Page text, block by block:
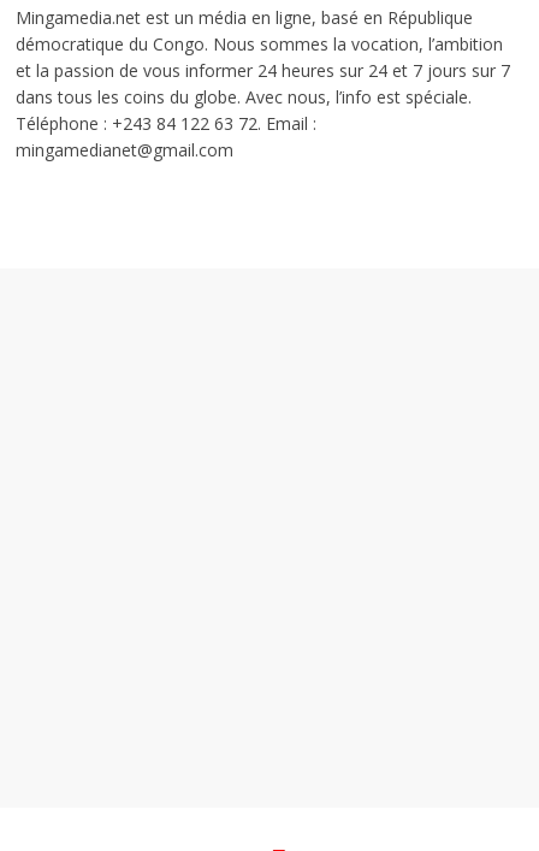
Mingamedia.net est un média en ligne, basé en République
démocratique du Congo. Nous sommes la vocation, l’ambition
et la passion de vous informer 24 heures sur 24 et 7 jours sur 7
dans tous les coins du globe. Avec nous, l’info est spéciale.
Téléphone : +243 84 122 63 72. Email :
mingamedianet@gmail.com